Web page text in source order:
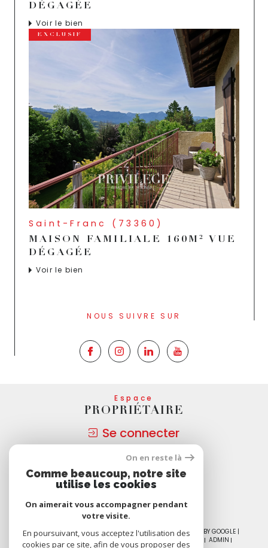
DÉGAGÉE
Voir le bien
EXCLUSIF
Saint-Franc (73360)
MAISON FAMILIALE 160M² VUE
DÉGAGÉE
Voir le bien
NOUS SUIVRE SUR
Espace
PROPRIÉTAIRE
Se connecter
Nous
ADHÉRONS
© 2026 | TOUS DROITS RÉSERVÉS | TRADUCTION POWERED BY GOOGLE |
NOS HONORAIRES
PLAN DU SITE MENTIONS LÉGALES
ADMIN
On en reste là
Comme beaucoup, notre site
utilise les cookies
On aimerait vous accompagner pendant
votre visite.
En poursuivant, vous acceptez l'utilisation des
cookies par ce site, afin de vous proposer des